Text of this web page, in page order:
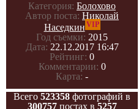
Категория: Болохово
Автор поста: Николай
Наседкин VIP
Год съемки: 2015
Дата: 22.12.2017 16:47
Рейтинг: 0
Комментарии: 0
Карта: -
Всего 523358 фотографий в
300757постах в 5257